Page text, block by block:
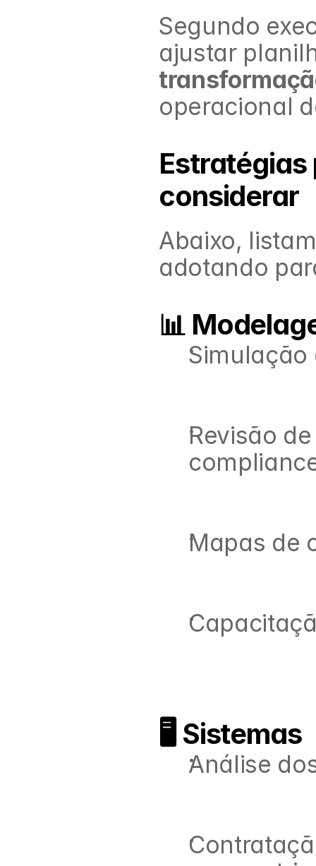
Segundo
operacional
Estratégias
considerar
Abaixo,
adotando
📊
Revisão
Mapas de
🖥️ Sistemas
Análise